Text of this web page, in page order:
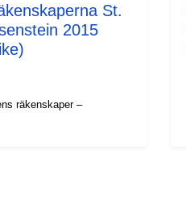
St.
2015
räkenskaper –